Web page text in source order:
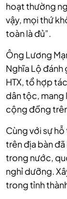
hoạt thường
vậy, mọi thứ
toàn là đủ”.
Ông Lương
Nghĩa Lộ
HTX, tổ hợp
dân tộc, mang
cộng đồng
Cùng với sự
trên địa bàn
trong nước,
nghỉ dưỡng.
trong tỉnh